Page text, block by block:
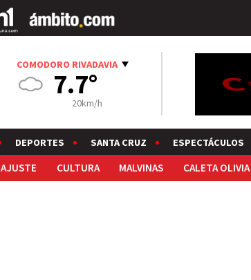
COMODORO RIVADAVIA
7.7°
20km/h
DEPORTES SANTA CRUZ ESPECTÁCULOS
AJUSTE CULTURA MALVINAS CALETA OLIVIA